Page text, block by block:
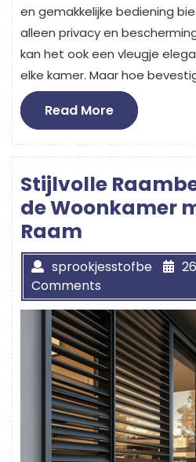
en gemakkelijke bediening
alleen privacy en
kan het ook een vleugje
elke kamer. Maar hoe
Read MoreRead
More
Stijlvolle
de Woonkamer
Raam
sprookjesstofbe
Comments